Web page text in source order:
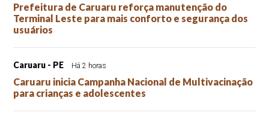
Prefeitura de Caruaru reforça manutenção do
Terminal Leste para mais conforto e segurança dos
usuários
Caruaru - PE Há 2 horas
Caruaru inicia Campanha Nacional de Multivacinação
para crianças e adolescentes